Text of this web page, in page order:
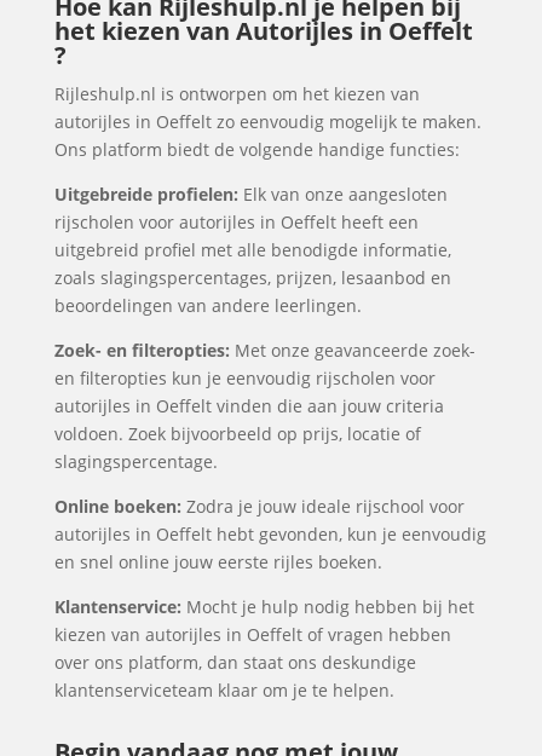
Hoe kan Rijleshulp.nl je helpen bij
het kiezen van Autorijles in Oeffelt
?
Rijleshulp.nl is ontworpen om het kiezen van
autorijles in Oeffelt zo eenvoudig mogelijk te maken.
Ons platform biedt de volgende handige functies:
Uitgebreide profielen: Elk van onze aangesloten
rijscholen voor autorijles in Oeffelt heeft een
uitgebreid profiel met alle benodigde informatie,
zoals slagingspercentages, prijzen, lesaanbod en
beoordelingen van andere leerlingen.
Zoek- en filteropties: Met onze geavanceerde zoek-
en filteropties kun je eenvoudig rijscholen voor
autorijles in Oeffelt vinden die aan jouw criteria
voldoen. Zoek bijvoorbeeld op prijs, locatie of
slagingspercentage.
Online boeken: Zodra je jouw ideale rijschool voor
autorijles in Oeffelt hebt gevonden, kun je eenvoudig
en snel online jouw eerste rijles boeken.
Klantenservice: Mocht je hulp nodig hebben bij het
kiezen van autorijles in Oeffelt of vragen hebben
over ons platform, dan staat ons deskundige
klantenserviceteam klaar om je te helpen.